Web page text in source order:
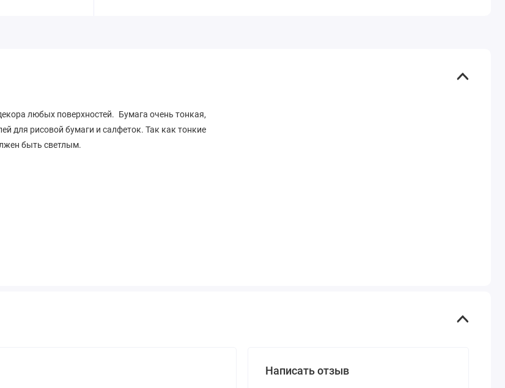
любых поверхностей. Бумага очень тонкая,
для рисовой бумаги и салфеток. Так как тонкие
быть светлым.
Написать отзыв